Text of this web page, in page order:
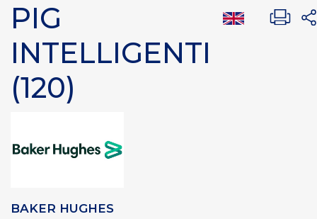
PIG
INTELLIGENTI
(120)
BAKER HUGHES